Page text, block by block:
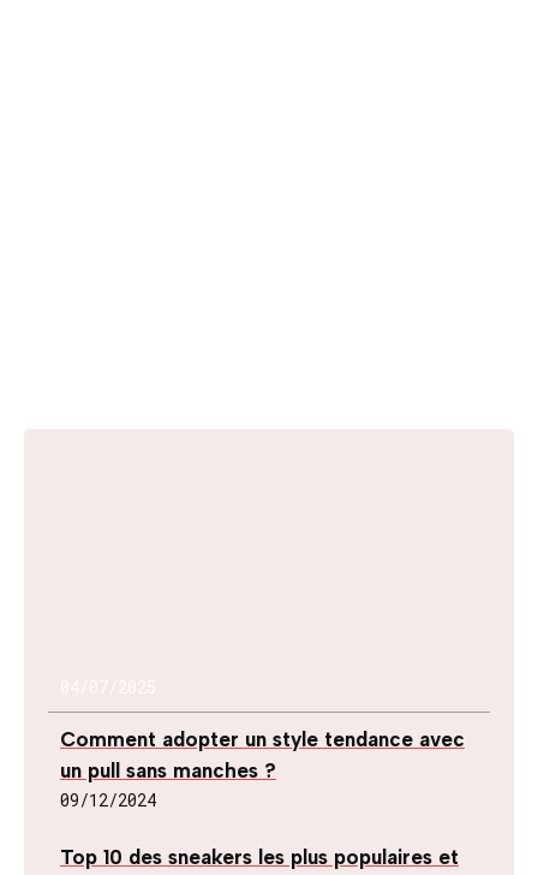
Comment adopter un style tendance avec
un pull sans manches ?
09/12/2024
Top 10 des sneakers les plus populaires et